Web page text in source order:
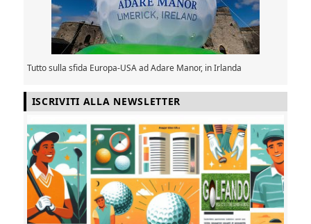
Tutto sulla sfida Europa-USA ad Adare Manor, in Irlanda
ISCRIVITI ALLA NEWSLETTER